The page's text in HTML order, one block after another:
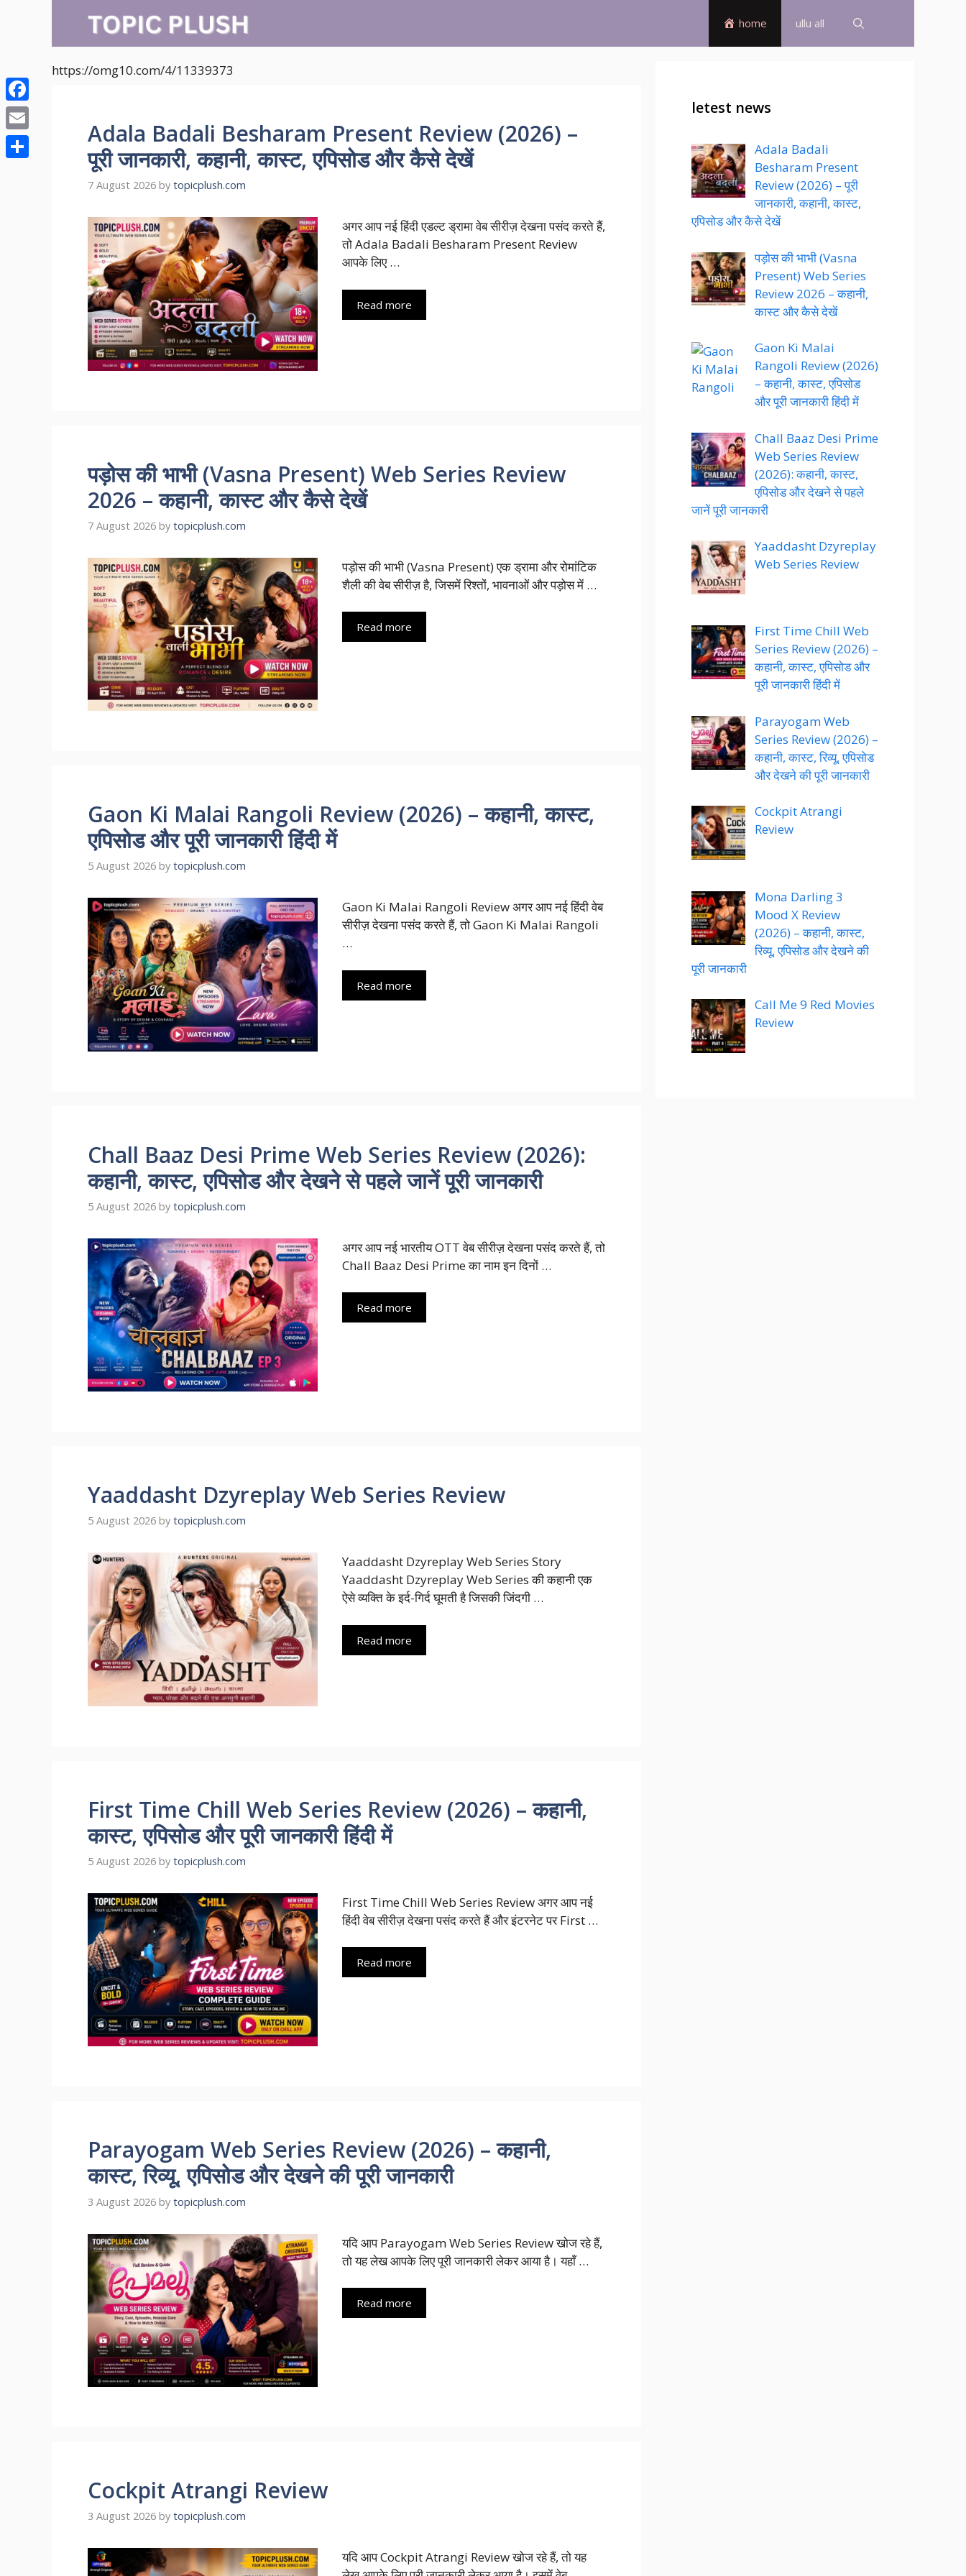
home ullu all
https://omg10.com/4/11339373
Adala Badali Besharam Present Review (2026) –
पूरी जानकारी, कहानी, कास्ट, एपिसोड और कैसे देखें
7 August 2026 by topicplush.com
अगर आप नई हिंदी एडल्ट ड्रामा वेब सीरीज़ देखना पसंद करते हैं,
तो Adala Badali Besharam Present Review
आपके लिए …
Read more
पड़ोस की भाभी (Vasna Present) Web Series Review
2026 – कहानी, कास्ट और कैसे देखें
7 August 2026 by topicplush.com
पड़ोस की भाभी (Vasna Present) एक ड्रामा और रोमांटिक
शैली की वेब सीरीज़ है, जिसमें रिश्तों, भावनाओं और पड़ोस में …
Read more
Gaon Ki Malai Rangoli Review (2026) – कहानी, कास्ट,
एपिसोड और पूरी जानकारी हिंदी में
5 August 2026 by topicplush.com
Gaon Ki Malai Rangoli Review अगर आप नई हिंदी वेब
सीरीज़ देखना पसंद करते हैं, तो Gaon Ki Malai Rangoli
…
Read more
Chall Baaz Desi Prime Web Series Review (2026):
कहानी, कास्ट, एपिसोड और देखने से पहले जानें पूरी जानकारी
5 August 2026 by topicplush.com
अगर आप नई भारतीय OTT वेब सीरीज़ देखना पसंद करते हैं, तो
Chall Baaz Desi Prime का नाम इन दिनों …
Read more
Yaaddasht Dzyreplay Web Series Review
5 August 2026 by topicplush.com
Yaaddasht Dzyreplay Web Series Story
Yaaddasht Dzyreplay Web Series की कहानी एक
ऐसे व्यक्ति के इर्द-गिर्द घूमती है जिसकी जिंदगी …
Read more
First Time Chill Web Series Review (2026) – कहानी,
कास्ट, एपिसोड और पूरी जानकारी हिंदी में
5 August 2026 by topicplush.com
First Time Chill Web Series Review अगर आप नई
हिंदी वेब सीरीज़ देखना पसंद करते हैं और इंटरनेट पर First …
Read more
Parayogam Web Series Review (2026) – कहानी,
कास्ट, रिव्यू, एपिसोड और देखने की पूरी जानकारी
3 August 2026 by topicplush.com
यदि आप Parayogam Web Series Review खोज रहे हैं,
तो यह लेख आपके लिए पूरी जानकारी लेकर आया है। यहाँ …
Read more
Cockpit Atrangi Review
3 August 2026 by topicplush.com
यदि आप Cockpit Atrangi Review खोज रहे हैं, तो यह
letest news
Adala Badali
Besharam Present
Review (2026) – पूरी
जानकारी, कहानी, कास्ट,
एपिसोड और कैसे देखें
पड़ोस की भाभी (Vasna
Present) Web Series
Review 2026 – कहानी,
कास्ट और कैसे देखें
Gaon Ki Malai
Rangoli Review (2026)
– कहानी, कास्ट, एपिसोड
और पूरी जानकारी हिंदी में
Chall Baaz Desi Prime
Web Series Review
(2026): कहानी, कास्ट,
एपिसोड और देखने से पहले
जानें पूरी जानकारी
Yaaddasht Dzyreplay
Web Series Review
First Time Chill Web
Series Review (2026) –
कहानी, कास्ट, एपिसोड और
पूरी जानकारी हिंदी में
Parayogam Web
Series Review (2026) –
कहानी, कास्ट, रिव्यू, एपिसोड
और देखने की पूरी जानकारी
Cockpit Atrangi
Review
Mona Darling 3
Mood X Review
(2026) – कहानी, कास्ट,
रिव्यू, एपिसोड और देखने की
पूरी जानकारी
Call Me 9 Red Movies
Review
Facebook
Email